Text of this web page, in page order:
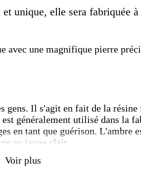
Facebook
unique, elle sera fabriquée
avec une magnifique pierre
gens. Il s'agit en fait de la résine
généralement utilisé dans la
en tant que guérison. L'ambre
au jaune clair.
Voir plus